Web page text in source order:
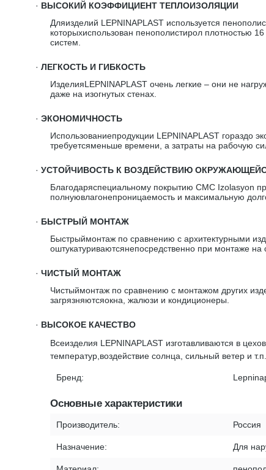
· ВЫСОКИЙ КОЭФФИЦИЕНТ ТЕПЛОИЗОЛЯЦИИ
Дляизделий LEPNINAPLAST используется
которыхиспользован пенополистирол плотностью
систем.
· ЛЕГКОСТЬ И ГИБКОСТЬ
ИзделияLEPNINAPLAST очень легкие – они не
даже на изогнутых стенах.
· ЭКОНОМИЧНОСТЬ
Использованиепродукции LEPNINAPLAST гораздо
требуетсяменьше времени, а затраты на рабочую
· УСТОЙЧИВОСТЬ К ВОЗДЕЙСТВИЮ
Благодаряспециальному покрытию CMC Izolasyon
полнуювлагонепроницаемость и максимальную
· БЫСТРЫЙ МОНТАЖ
Быстрыймонтаж по сравнению с архитектурными
оштукатуриваютсянепосредственно при монтаже
· ЧИСТЫЙ МОНТАЖ
Чистыймонтаж по сравнению с монтажом других
загрязняютсяокна, жалюзи и кондиционеры.
· ВЫСОКОЕ КАЧЕСТВО
Всеизделия LEPNINAPLAST изготавливаются в
температур,воздействие солнца, сильный ветер и
Бренд:
Основные характеристики
Производитель: Россия
Назначение: Для